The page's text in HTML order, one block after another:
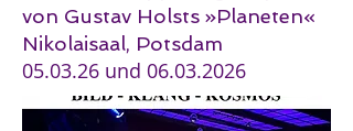
von Gustav Holsts »Planeten«
Nikolaisaal, Potsdam
05.03.26 und 06.03.2026